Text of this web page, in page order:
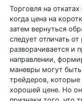
Торговля на
когда цена на
затем вернуться
следует отличать
разворачивается и
направлении,
маневры могут
трейдеров, которые
хорошей цене. Но